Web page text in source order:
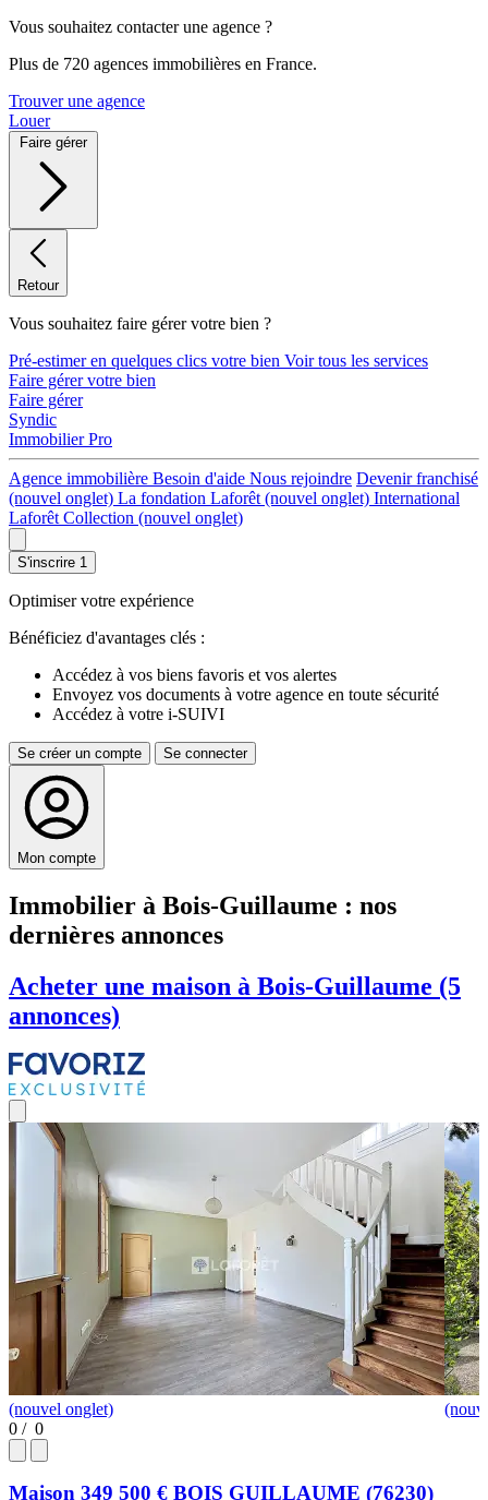
Vous souhaitez contacter une agence ?
Plus de 720 agences immobilières en France.
Trouver une agence
Louer
Faire gérer
Retour
Vous souhaitez faire gérer votre bien ?
Pré-estimer en quelques clics votre bien Voir tous les services
Faire gérer votre bien
Faire gérer
Syndic
Immobilier Pro
Agence immobilière Besoin d'aide Nous rejoindre Devenir franchisé
(nouvel onglet) La fondation Laforêt (nouvel onglet) International
Laforêt Collection (nouvel onglet)
S'inscrire 1
Optimiser votre expérience
Bénéficiez d'avantages clés :
Accédez à vos biens favoris et vos alertes
Envoyez vos documents à votre agence en toute sécurité
Accédez à votre i-SUIVI
Se créer un compte Se connecter
Mon compte
Immobilier à Bois-Guillaume : nos
dernières annonces
Acheter une maison à Bois-Guillaume (5
annonces)
(nouvel onglet)
0 / 0
Maison 349 500 € BOIS GUILLAUME (76230)